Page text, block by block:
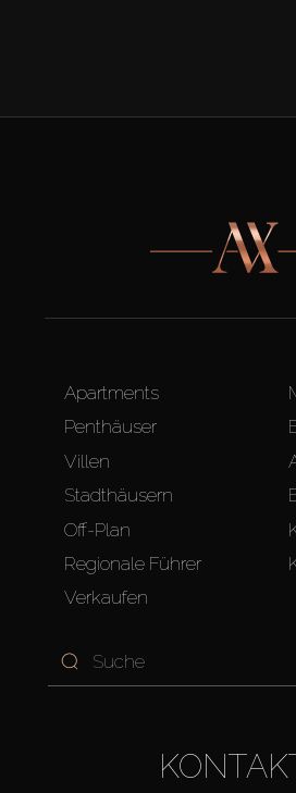
Apartments
Penthäuser
Villen
Stadthäusern
Off-Plan
Regionale Führer
Verkaufen